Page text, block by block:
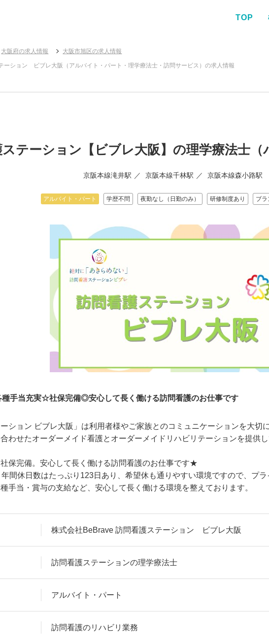
TOP
大阪府の求人情報 大阪市旭区の求人情報
ーション ビブレ大阪（アルバイト・パート・理学療法士・訪問サービス）の求人情報
テーション【ビブレ大阪】の理学療法士（
京阪本線滝井駅 京阪本線千林駅 京阪本線森小路駅
アルバイト・パート 学歴不問 夜勤なし（日勤のみ） 研修制度あり ブ
種手当充実☆社保完備◎安心して長く働ける訪問看護のお仕事です
ション ビブレ大阪」は利用者様やご家族とのコミュニケーションを大切に
わせたオーダーメイド看護とオーダーメイドリハビリテーションを提供し
保完備。安心して長く働ける訪問看護のお仕事です★
間休日数はたっぷり123日あり、希望休も通りやすい環境ですので、プラ
手当・賞与の支給など、安心して長く働ける環境を整えております。
株式会社BeBrave 訪問看護ステーション ビブレ大阪
訪問看護ステーションの理学療法士
アルバイト・パート
訪問看護のリハビリ業務